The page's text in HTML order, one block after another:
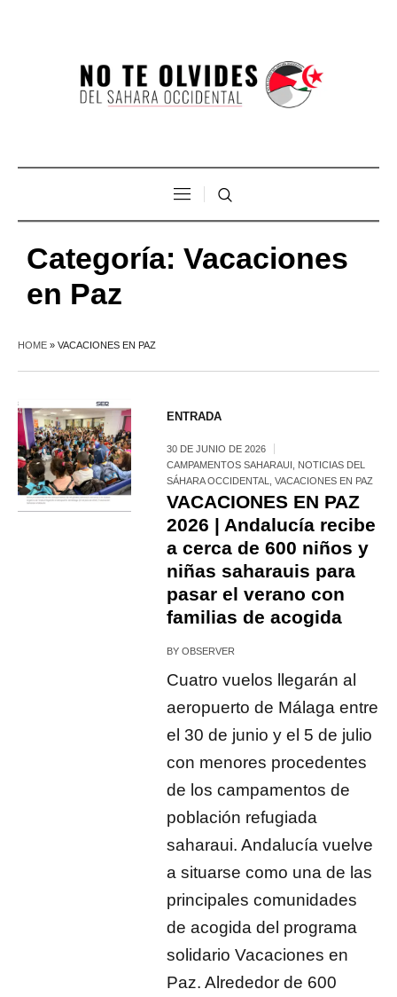
Categoría: Vacaciones
en Paz
HOME » VACACIONES EN PAZ
ENTRADA
30 DE JUNIO DE 2026
CAMPAMENTOS SAHARAUI
NOTICIAS DEL
SÁHARA OCCIDENTAL
,VACACIONES EN PAZ
VACACIONES EN PAZ
2026 | Andalucía recibe
a cerca de 600 niños y
niñas saharauis para
pasar el verano con
familias de acogida
BYOBSERVER
Cuatro vuelos llegarán al
aeropuerto de Málaga entre
el 30 de junio y el 5 de julio
con menores procedentes
de los campamentos de
población refugiada
saharaui. Andalucía vuelve
a situarse como una de las
principales comunidades
de acogida del programa
solidario Vacaciones en
Paz. Alrededor de 600